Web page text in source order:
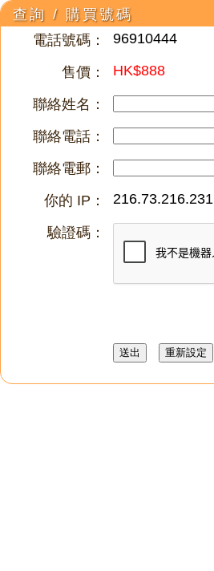
查詢 / 購買號碼
電話號碼：
96910444
售價： HK$888
聯絡姓名：
聯絡電話：
聯絡電郵：
你的 IP：
216.73.216.231
驗證碼：